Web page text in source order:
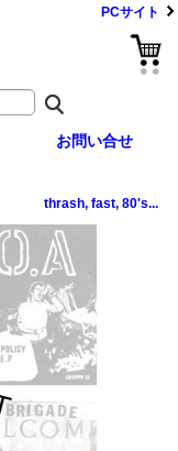
PCサイト
お問い合せ
thrash, fast, 80's...